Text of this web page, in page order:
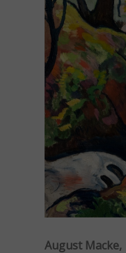
August Macke,